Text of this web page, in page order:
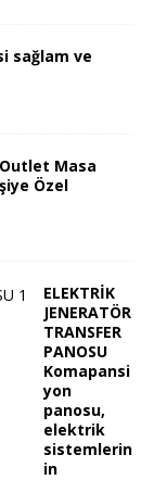
sağlam ve
Masa
Özel
ELEKTRİK
JENERATÖR
TRANSFER
PANOSU
Komapansi
yon
panosu,
elektrik
sistemlerin
in